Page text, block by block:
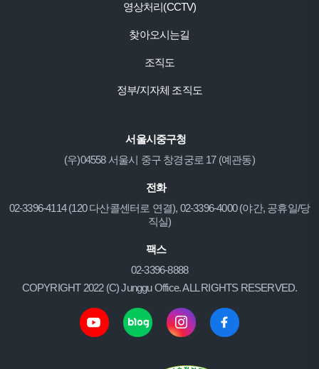
영상처리(CCTV)
찾아오시는길
조직도
정부/지자체 조직도
서울시중구청
(우)04558 서울시 중구 창경궁로 17 (예관동)
전화
02-3396-4114 (120 다산콜센터로 연결), 02-3396-4000 (야간, 공휴일/당
직실)
팩스
02-3396-8888
COPYRIGHT 2022 (C) Junggu Office. ALL RIGHTS RESERVED.